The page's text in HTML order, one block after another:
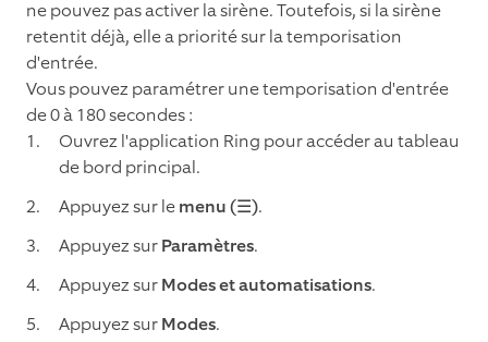
ne pouvez pas activer la sirène. Toutefois, si la sirène
retentit déjà, elle a priorité sur la temporisation
d'entrée.
Vous pouvez paramétrer une temporisation d'entrée
de 0 à 180 secondes :
Ouvrez l'application Ring pour accéder au tableau
de bord principal.
Appuyez sur lemenu (☰).
Appuyez surParamètres.
Appuyez surModes et automatisations.
Appuyez surModes.